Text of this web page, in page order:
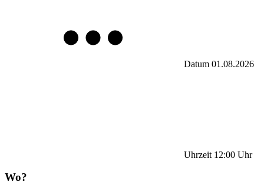
Datum 01.08.2026
Uhrzeit 12:00 Uhr
Wo?